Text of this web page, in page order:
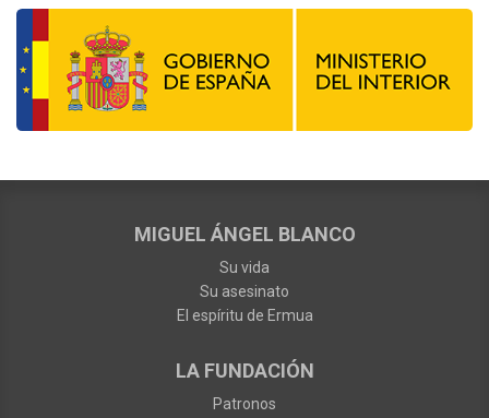
MIGUEL ÁNGEL BLANCO
Su vida
Su asesinato
El espíritu de Ermua
LA FUNDACIÓN
Patronos